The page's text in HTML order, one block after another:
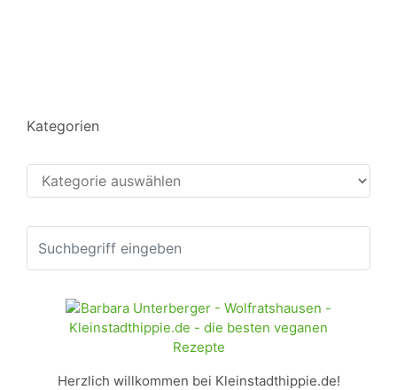
Kategorien
Kategorien
Herzlich willkommen bei Kleinstadthippie.de!